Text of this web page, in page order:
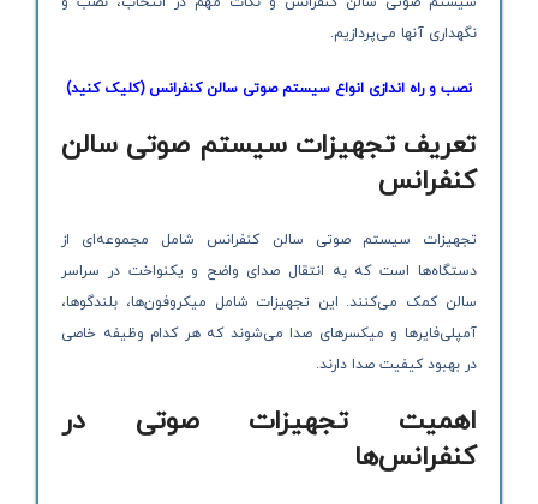
نگهداری آنها می‌پردازیم.
نصب و راه اندازی انواع سیستم صوتی سالن کنفرانس (کلیک کنید)
تعریف تجهیزات سیستم صوتی سالن
کنفرانس
تجهیزات سیستم صوتی سالن کنفرانس شامل مجموعه‌ای از
دستگاه‌ها است که به انتقال صدای واضح و یکنواخت در سراسر
سالن کمک می‌کنند. این تجهیزات شامل میکروفون‌ها، بلندگوها،
آمپلی‌فایرها و میکسرهای صدا می‌شوند که هر کدام وظیفه خاصی
در بهبود کیفیت صدا دارند.
اهمیت تجهیزات صوتی در
کنفرانس‌ها